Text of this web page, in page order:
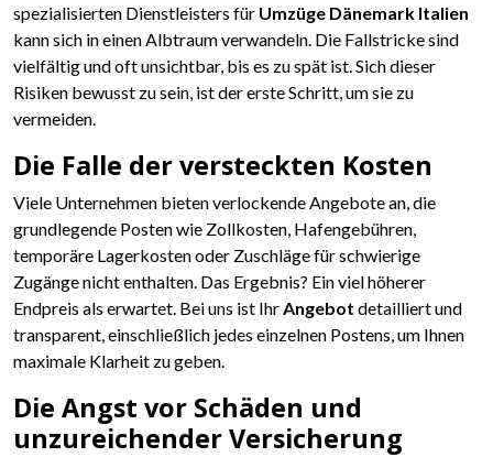
spezialisierten Dienstleisters für Umzüge Dänemark Italien
kann sich in einen Albtraum verwandeln. Die Fallstricke sind
vielfältig und oft unsichtbar, bis es zu spät ist. Sich dieser
Risiken bewusst zu sein, ist der erste Schritt, um sie zu
vermeiden.
Die Falle der versteckten Kosten
Viele Unternehmen bieten verlockende Angebote an, die
grundlegende Posten wie Zollkosten, Hafengebühren,
temporäre Lagerkosten oder Zuschläge für schwierige
Zugänge nicht enthalten. Das Ergebnis? Ein viel höherer
Endpreis als erwartet. Bei uns ist Ihr Angebot detailliert und
transparent, einschließlich jedes einzelnen Postens, um Ihnen
maximale Klarheit zu geben.
Die Angst vor Schäden und
unzureichender Versicherung